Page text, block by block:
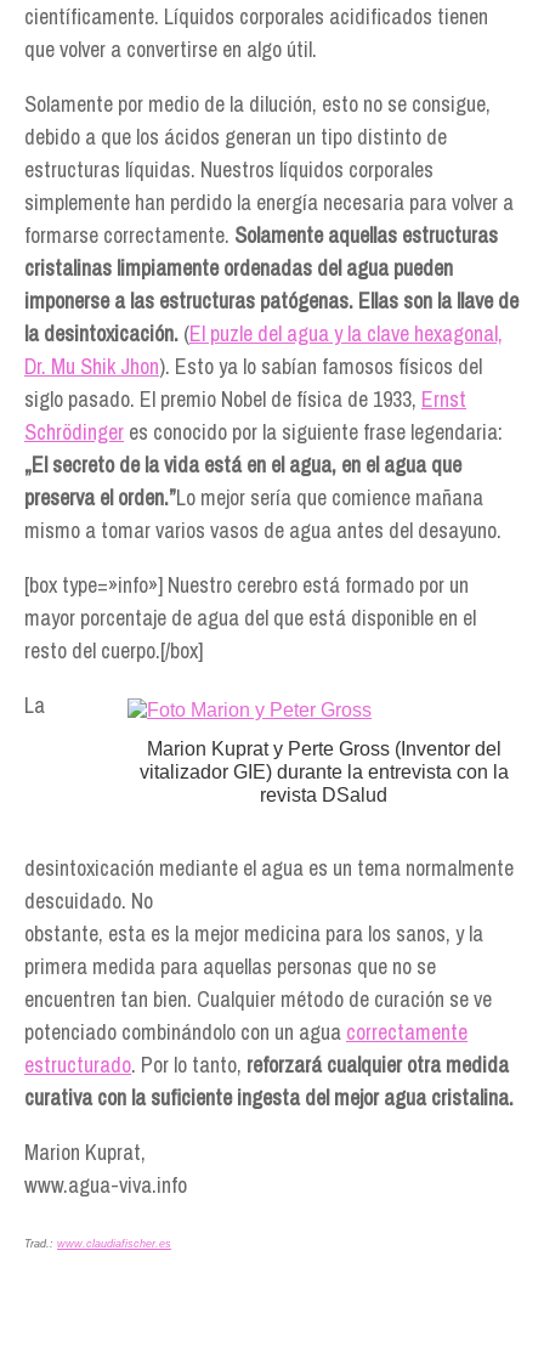
científicamente. Líquidos corporales acidificados tienen
que volver a convertirse en algo útil.
Solamente por medio de la dilución, esto no se consigue,
debido a que los ácidos generan un tipo distinto de
estructuras líquidas. Nuestros líquidos corporales
simplemente han perdido la energía necesaria para volver a
formarse correctamente. Solamente aquellas estructuras
cristalinas limpiamente ordenadas del agua pueden
imponerse a las estructuras patógenas. Ellas son la llave de
la desintoxicación. (El puzle del agua y la clave hexagonal,
Dr. Mu Shik Jhon). Esto ya lo sabían famosos físicos del
siglo pasado. El premio Nobel de física de 1933, Ernst
Schrödinger es conocido por la siguiente frase legendaria:
„El secreto de la vida está en el agua, en el agua que
preserva el orden.”Lo mejor sería que comience mañana
mismo a tomar varios vasos de agua antes del desayuno.
[box type=»info»] Nuestro cerebro está formado por un
mayor porcentaje de agua del que está disponible en el
resto del cuerpo.[/box]
Marion Kuprat y Perte Gross (Inventor del
vitalizador GIE) durante la entrevista con la
revista DSalud
La
desintoxicación mediante el agua es un tema normalmente
descuidado. No
obstante, esta es la mejor medicina para los sanos, y la
primera medida para aquellas personas que no se
encuentren tan bien. Cualquier método de curación se ve
potenciado combinándolo con un agua correctamente
estructurado. Por lo tanto, reforzará cualquier otra medida
curativa con la suficiente ingesta del mejor agua cristalina.
Marion Kuprat,
www.agua-viva.info
Trad.: www.claudiafischer.es